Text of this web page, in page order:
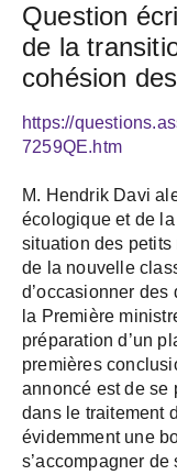
Question
de la
cohésion
https://
7259QE.htm
M. Hendrik Davi
écologique et de
situation des petits
de la nouvelle
d’occasionner des
la Première
préparation d’un
premières
annoncé est de se
dans le traitement
évidemment une
s’accompagner